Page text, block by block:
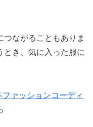
ながることもありま
とき、気に入った服に
ァッションコーディ